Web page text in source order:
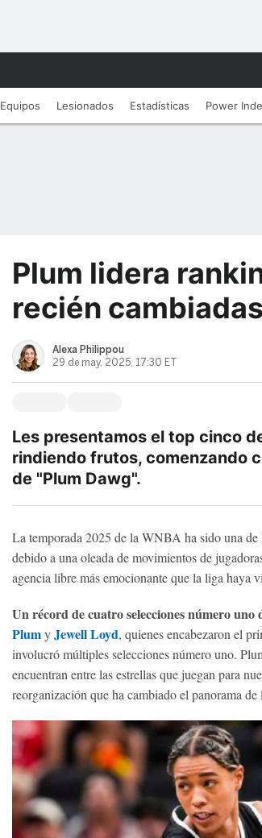
Equipos Lesionados Estadí­sticas Power
Plum lidera
recién
Alexa Philippou
29 de may, 2025, 17:30 ET
Les presentamos el top cinco
rindiendo frutos, comenzando
de "Plum Dawg".
La temporada 2025 de la WNBA ha sido una de
debido a una oleada de movimientos de
agencia libre más emocionante que la liga haya
Un récord de cuatro selecciones número
PlumyJewell Loyd, quienes encabezaron el
involucró múltiples selecciones número uno.
encuentran entre las estrellas que juegan para
reorganización que ha cambiado el panorama